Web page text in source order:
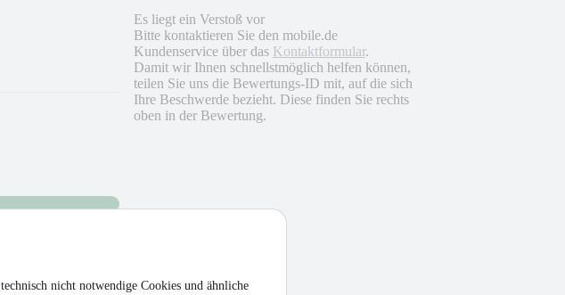
technisch nicht notwendige Cookies und ähnliche
Es liegt ein Verstoß vor
Bitte kontaktieren Sie den mobile.de
Kundenservice über das Kontaktformular.
Damit wir Ihnen schnellstmöglich helfen können,
teilen Sie uns die Bewertungs-ID mit, auf die sich
Ihre Beschwerde bezieht. Diese finden Sie rechts
oben in der Bewertung.